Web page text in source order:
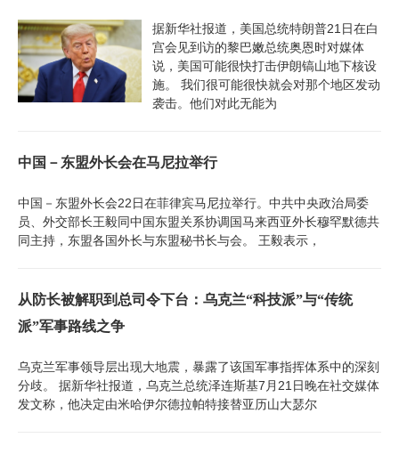
据新华社报道，美国总统特朗普21日在白
宫会见到访的黎巴嫩总统奥恩时对媒体
说，美国可能很快打击伊朗镐山地下核设
施。 我们很可能很快就会对那个地区发动
袭击。他们对此无能为
中国－东盟外长会在马尼拉举行
中国－东盟外长会22日在菲律宾马尼拉举行。中共中央政治局委
员、外交部长王毅同中国东盟关系协调国马来西亚外长穆罕默德共
同主持，东盟各国外长与东盟秘书长与会。 王毅表示，
从防长被解职到总司令下台：乌克兰“科技派”与“传统
派”军事路线之争
乌克兰军事领导层出现大地震，暴露了该国军事指挥体系中的深刻
分歧。 据新华社报道，乌克兰总统泽连斯基7月21日晚在社交媒体
发文称，他决定由米哈伊尔德拉帕特接替亚历山大瑟尔